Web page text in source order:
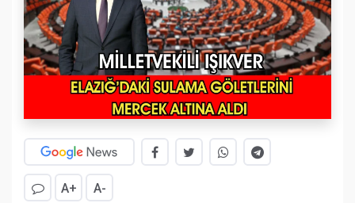
A+ A-